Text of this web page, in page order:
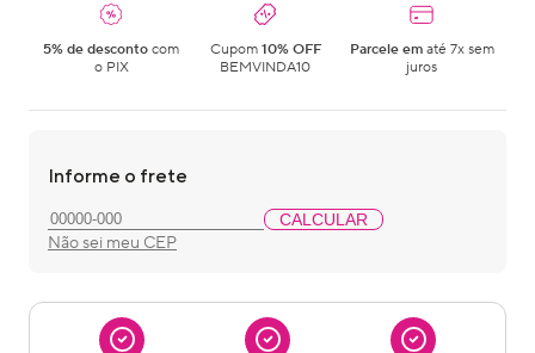
5% de desconto com
o PIX
Cupom 10% OFF
BEMVINDA10
Parcele ematé 7x sem
juros
Informe o frete
CALCULAR
Não sei meu CEP